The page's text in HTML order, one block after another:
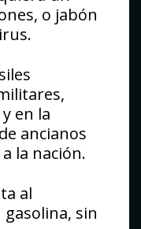
o jabón
en la
ancianos
la nación.
al
gasolina, sin